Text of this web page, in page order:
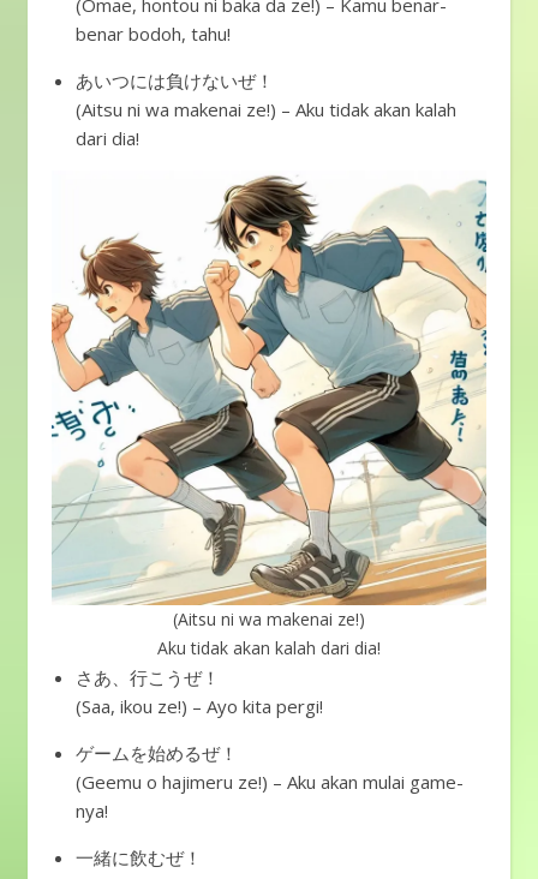
(Omae, hontou ni baka da ze!) – Kamu benar-
benar bodoh, tahu!
あいつには負けないぜ！
(Aitsu ni wa makenai ze!) – Aku tidak akan kalah
dari dia!
(Aitsu ni wa makenai ze!)
Aku tidak akan kalah dari dia!
さあ、行こうぜ！
(Saa, ikou ze!) – Ayo kita pergi!
ゲームを始めるぜ！
(Geemu o hajimeru ze!) – Aku akan mulai game-
nya!
一緒に飲むぜ！